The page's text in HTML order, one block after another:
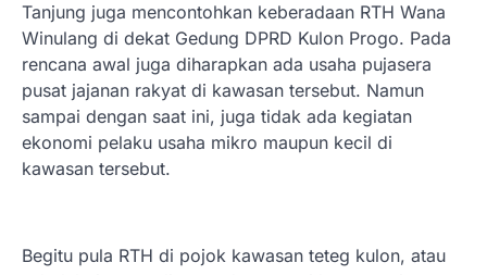
Tanjung juga mencontohkan keberadaan RTH Wana
Winulang di dekat Gedung DPRD Kulon Progo. Pada
rencana awal juga diharapkan ada usaha pujasera
pusat jajanan rakyat di kawasan tersebut. Namun
sampai dengan saat ini, juga tidak ada kegiatan
ekonomi pelaku usaha mikro maupun kecil di
kawasan tersebut.
Begitu pula RTH di pojok kawasan teteg kulon, atau